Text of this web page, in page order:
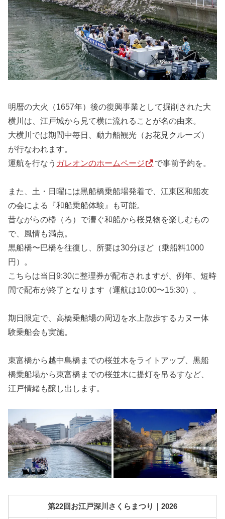
明暦の大火（1657年）後の復興事業として掘削された大
横川は、江戸城から見て横に流れることが名の由来。
大横川では期間中毎日、動力船観光（お花見クルーズ）
が行なわれます。
運航を行なう ガレオンのホームページ で事前予約を。
また、土・日曜には黒船橋乗船場発着で、江東区和船友
の会による『和船乗船体験』も可能。
昔ながらの櫓（ろ）で漕ぐ和船から桜見物を楽しむもの
で、風情も満点。
黒船橋〜巴橋を往復し、所要は30分ほど（乗船料1000
円）。
こちらは当日9:30に整理券が配布されますが、例年、短時
間で配布が終了となります（運航は10:00〜15:30）。
期日限定で、高橋乗船場の周辺を水上散歩するカヌー体
験乗船会も実施。
東富橋から越中島橋までの桜並木をライトアップ、黒船
橋乗船場から東富橋までの桜並木に提灯を吊るすなど、
江戸情緒も醸し出します。
第22回お江戸深川さくらまつり｜2026